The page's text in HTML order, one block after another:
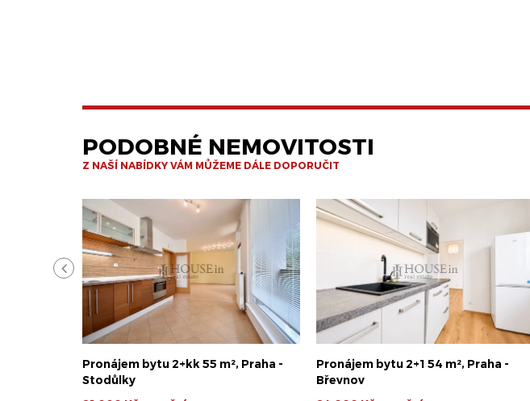
PODOBNÉ NEMOVITOSTI
Z NAŠÍ NABÍDKY VÁM MŮŽEME DÁLE DOPORUČIT
Pronájem bytu 2+kk 55 m², Praha -
Stodůlky
Pronájem bytu 2+1 54 m², Praha -
Břevnov